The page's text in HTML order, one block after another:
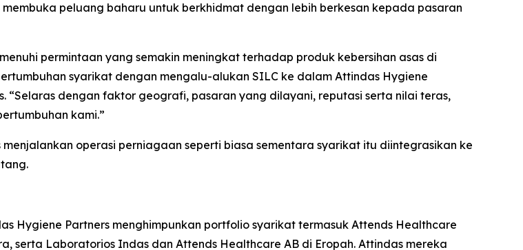
peluang baharu untuk berkhidmat dengan lebih berkesan kepada pasaran
permintaan yang semakin meningkat terhadap produk kebersihan asas di
syarikat dengan mengalu-alukan SILC ke dalam Attindas Hygiene
“Selaras dengan faktor geografi, pasaran yang dilayani, reputasi serta nilai teras,
kami.”
operasi perniagaan seperti biasa sementara syarikat itu diintegrasikan ke
Hygiene Partners menghimpunkan portfolio syarikat termasuk Attends Healthcare
serta Laboratorios Indas dan Attends Healthcare AB di Eropah. Attindas mereka